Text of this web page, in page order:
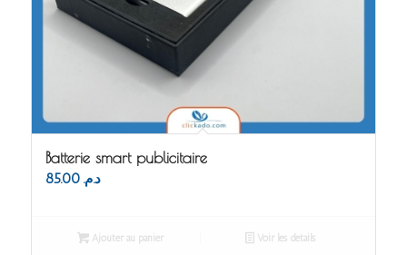
Batterie smart publicitaire
د.م. 85.00
Ajouter au panier Voir les détails